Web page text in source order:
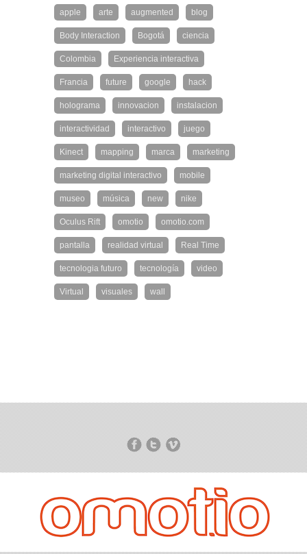
apple arte augmented blog
Body Interaction Bogotá ciencia
Colombia Experiencia interactiva
Francia future google hack
holograma innovacion instalacion
interactividad interactivo juego
Kinect mapping marca marketing
marketing digital interactivo mobile
museo música new nike
Oculus Rift omotio omotio.com
pantalla realidad virtual Real Time
tecnologia futuro tecnología video
Virtual visuales wall